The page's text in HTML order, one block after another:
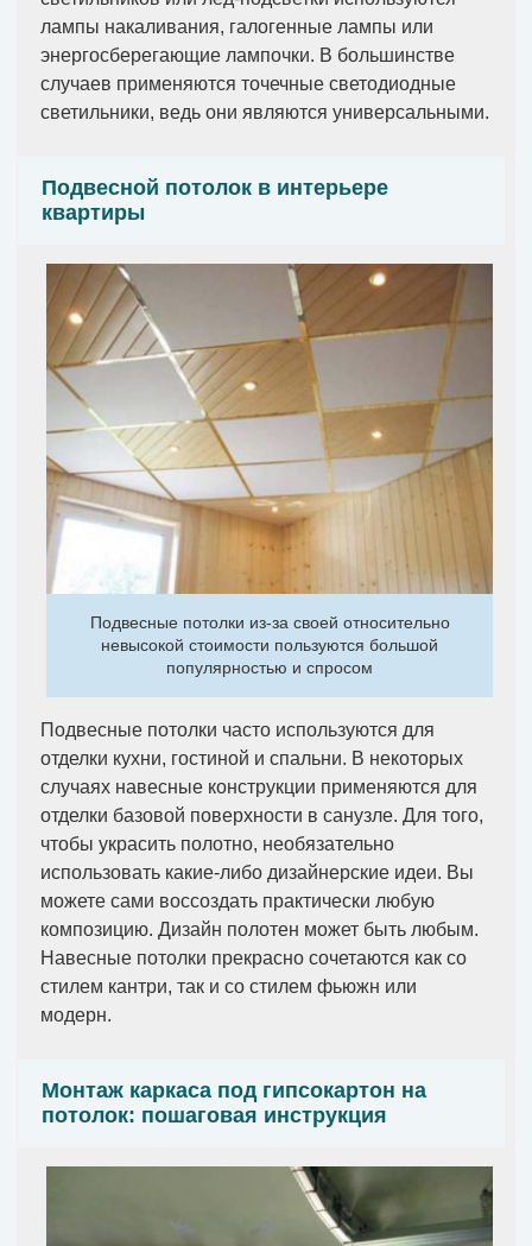
лампы накаливания, галогенные лампы или
энергосберегающие лампочки. В большинстве
случаев применяются точечные светодиодные
светильники, ведь они являются универсальными.
Подвесной потолок в интерьере
квартиры
Подвесные потолки из-за своей относительно
невысокой стоимости пользуются большой
популярностью и спросом
Подвесные потолки часто используются для
отделки кухни, гостиной и спальни. В некоторых
случаях навесные конструкции применяются для
отделки базовой поверхности в санузле. Для того,
чтобы украсить полотно, необязательно
использовать какие-либо дизайнерские идеи. Вы
можете сами воссоздать практически любую
композицию. Дизайн полотен может быть любым.
Навесные потолки прекрасно сочетаются как со
стилем кантри, так и со стилем фьюжн или
модерн.
Монтаж каркаса под гипсокартон на
потолок: пошаговая инструкция